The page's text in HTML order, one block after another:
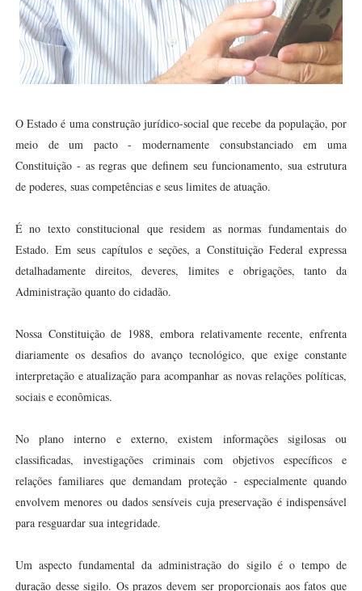
O Estado é uma construção jurídico-social que recebe da população, por
meio de um pacto - modernamente consubstanciado em uma
Constituição - as regras que definem seu funcionamento, sua estrutura
de poderes, suas competências e seus limites de atuação.
É no texto constitucional que residem as normas fundamentais do
Estado. Em seus capítulos e seções, a Constituição Federal expressa
detalhadamente direitos, deveres, limites e obrigações, tanto da
Administração quanto do cidadão.
Nossa Constituição de 1988, embora relativamente recente, enfrenta
diariamente os desafios do avanço tecnológico, que exige constante
interpretação e atualização para acompanhar as novas relações políticas,
sociais e econômicas.
No plano interno e externo, existem informações sigilosas ou
classificadas, investigações criminais com objetivos específicos e
relações familiares que demandam proteção - especialmente quando
envolvem menores ou dados sensíveis cuja preservação é indispensável
para resguardar sua integridade.
Um aspecto fundamental da administração do sigilo é o tempo de
duração desse sigilo. Os prazos devem ser proporcionais aos fatos que